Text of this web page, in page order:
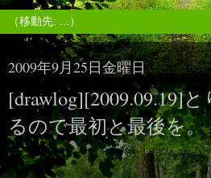
2009年9月25日金曜日
[drawlog][2009.09.19]
るので最初と最後を。